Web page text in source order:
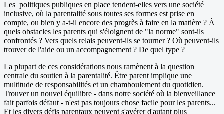
Les politiques publiques en place tendent-elles vers une société
inclusive, où la parentalité sous toutes ses formes est prise en
compte, ou bien y a-t-il encore des progrès à faire en la matière ? À
quels obstacles les parents qui s'éloignent de "la norme" sont-ils
confrontés ? Vers quels relais peuvent-ils se tourner ? Où peuvent-ils
trouver de l'aide ou un accompagnement ? De quel type ?
La plupart de ces considérations nous ramènent à la question
centrale du soutien à la parentalité. Être parent implique une
multitude de responsabilités et un chamboulement du quotidien.
Trouver un nouvel équilibre - dans notre société où la bienveillance
fait parfois défaut - n'est pas toujours chose facile pour les parents...
Et les divers défis parentaux peuvent s'avérer d'autant plus